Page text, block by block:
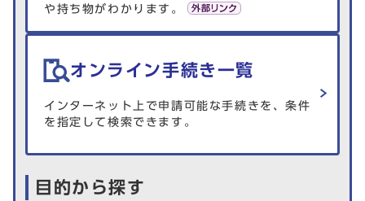
や持ち物がわかります。
オンライン手続き一覧
インターネット上で申請可能な手続きを、条件
を指定して検索できます。
目的から探す